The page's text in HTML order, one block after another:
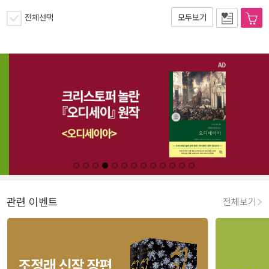
전체선택 모두보기
관련 이벤트 전체보기